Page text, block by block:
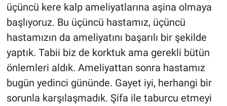
üçüncü kere kalp ameliyatlarına aşina olmaya
başlıyoruz. Bu üçüncü hastamız, üçüncü
hastamızın da ameliyatını başarılı bir şekilde
yaptık. Tabii biz de korktuk ama gerekli bütün
önlemleri aldık. Ameliyattan sonra hastamız
bugün yedinci gününde. Gayet iyi, herhangi bir
sorunla karşılaşmadık. Şifa ile taburcu etmeyi